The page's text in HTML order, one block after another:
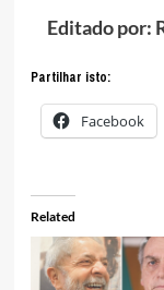
Editado por:
Partilhar isto:
Facebook
Related